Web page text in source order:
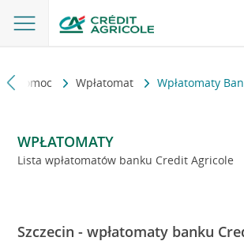
i pomoc Wpłatomat Wpłatomaty
WPŁATOMATY
Lista wpłatomatów banku Credit Agricole
Szczecin - wpłatomaty banku